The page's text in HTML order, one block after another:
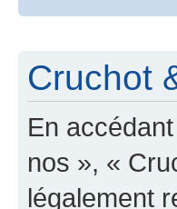
Cruchot
En
nos », «
légalement